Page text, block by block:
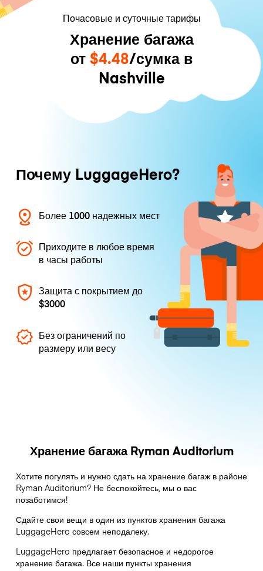
Почасовые и суточные тарифы
Хранение багажа
от $4.48/сумка в
Nashville
Почему LuggageHero?
Более 1000 надежных мест
Приходите в любое время
в часы работы
Защита с покрытием до
$3000
Без ограничений по
размеру или весу
Хранение багажа Ryman Auditorium
Хотите погулять и нужно сдать на хранение багаж в районе
Ryman Auditorium? Не беспокойтесь, мы о вас
позаботимся!
Сдайте свои вещи в один из пунктов хранения багажа
LuggageHero совсем неподалеку.
LuggageHero предлагает безопасное и недорогое
хранение багажа. Все наши пункты хранения